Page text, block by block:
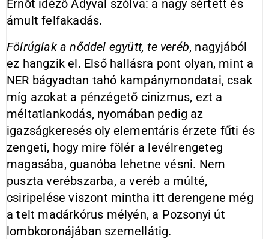
Ernőt idéző Adyval szólva: a nagy sértett és
ámult felfakadás.
Fölrúglak a nőddel együtt, te veréb, nagyjából
ez hangzik el. Első hallásra pont olyan, mint a
NER bágyadtan tahó kampánymondatai, csak
míg azokat a pénzégető cinizmus, ezt a
méltatlankodás, nyomában pedig az
igazságkeresés oly elementáris érzete fűti és
zengeti, hogy mire fölér a levélrengeteg
magasába, guanóba lehetne vésni. Nem
puszta verébszarba, a veréb a múlté,
csiripelése viszont mintha itt derengene még
a telt madárkórus mélyén, a Pozsonyi út
lombkoronájában szemellátig.